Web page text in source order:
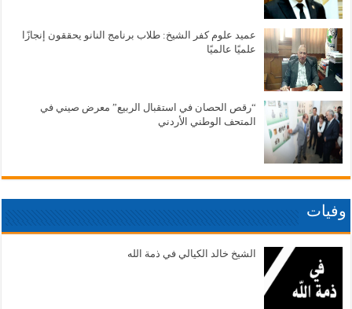
عميد علوم كفر الشيخ: طلاب برنامج النانو يحققون إنجازًا
علميًا عالميًا
“رقص الحصان في استقبال الربيع” معرض صيني في
المتحف الوطني الأردني
وفيات
الشيخ خالد الكيالي في ذمة الله